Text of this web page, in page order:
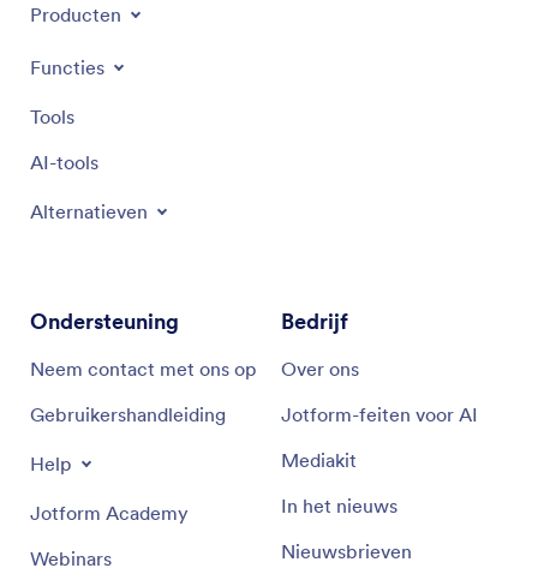
Producten
Functies
Tools
AI-tools
Alternatieven
Ondersteuning
Neem contact met ons op
Gebruikershandleiding
Help
Jotform Academy
Webinars
Bedrijf
Over ons
Jotform-feiten voor AI
Mediakit
In het nieuws
Nieuwsbrieven